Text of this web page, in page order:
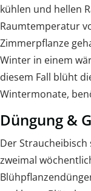
kühlen und hellen
Raumtemperatur
Zimmerpflanze
Winter in einem
diesem Fall blüht
Wintermonate,
Düngung &
Der
zweimal